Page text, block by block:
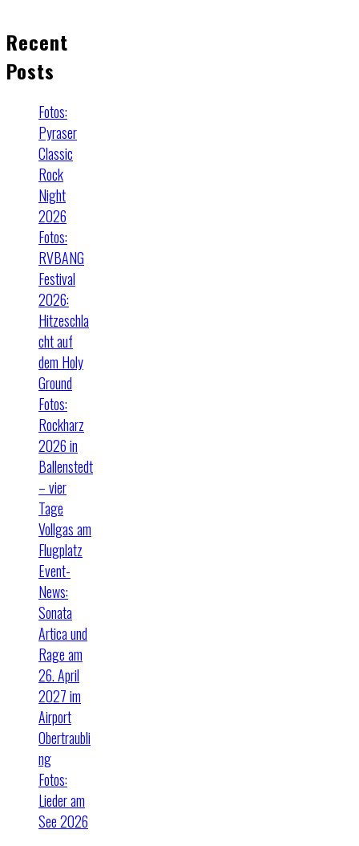
Recent
Posts
Fotos:
Pyraser
Classic
Rock
Night
2026
Fotos:
RVBANG
Festival
2026:
Hitzeschla
cht auf
dem Holy
Ground
Fotos:
Rockharz
2026 in
Ballenstedt
– vier
Tage
Vollgas am
Flugplatz
Event-
News:
Sonata
Artica und
Rage am
26. April
2027 im
Airport
Obertraubli
ng
Fotos:
Lieder am
See 2026